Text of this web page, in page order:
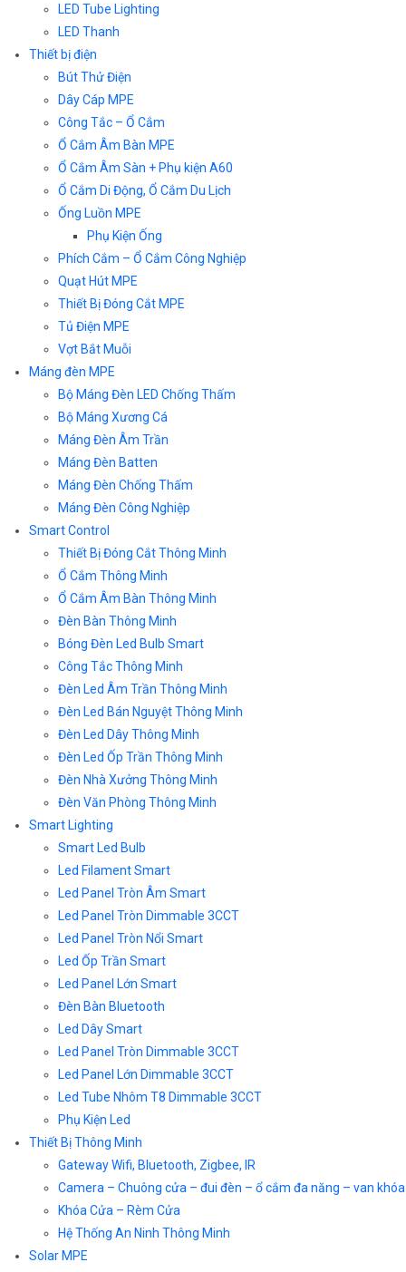
LED Tube Lighting
LED Thanh
Thiết bị điện
Bút Thử Điện
Dây Cáp MPE
Công Tắc – Ổ Cắm
Ổ Cắm Âm Bàn MPE
Ổ Cắm Âm Sàn + Phụ kiện A60
Ổ Cắm Di Động, Ổ Cắm Du Lịch
Ống Luồn MPE
Phụ Kiện Ống
Phích Cắm – Ổ Cắm Công Nghiệp
Quạt Hút MPE
Thiết Bị Đóng Cắt MPE
Tủ Điện MPE
Vợt Bắt Muỗi
Máng đèn MPE
Bộ Máng Đèn LED Chống Thấm
Bộ Máng Xương Cá
Máng Đèn Âm Trần
Máng Đèn Batten
Máng Đèn Chống Thấm
Máng Đèn Công Nghiệp
Smart Control
Thiết Bị Đóng Cắt Thông Minh
Ổ Cắm Thông Minh
Ổ Cắm Âm Bàn Thông Minh
Đèn Bàn Thông Minh
Bóng Đèn Led Bulb Smart
Công Tắc Thông Minh
Đèn Led Âm Trần Thông Minh
Đèn Led Bán Nguyệt Thông Minh
Đèn Led Dây Thông Minh
Đèn Led Ốp Trần Thông Minh
Đèn Nhà Xưởng Thông Minh
Đèn Văn Phòng Thông Minh
Smart Lighting
Smart Led Bulb
Led Filament Smart
Led Panel Tròn Âm Smart
Led Panel Tròn Dimmable 3CCT
Led Panel Tròn Nổi Smart
Led Ốp Trần Smart
Led Panel Lớn Smart
Đèn Bàn Bluetooth
Led Dây Smart
Led Panel Tròn Dimmable 3CCT
Led Panel Lớn Dimmable 3CCT
Led Tube Nhôm T8 Dimmable 3CCT
Phụ Kiện Led
Thiết Bị Thông Minh
Gateway Wifi, Bluetooth, Zigbee, IR
Camera – Chuông cửa – đui đèn – ổ cắm đa năng – van khóa
Khóa Cửa – Rèm Cửa
Hệ Thống An Ninh Thông Minh
Solar MPE